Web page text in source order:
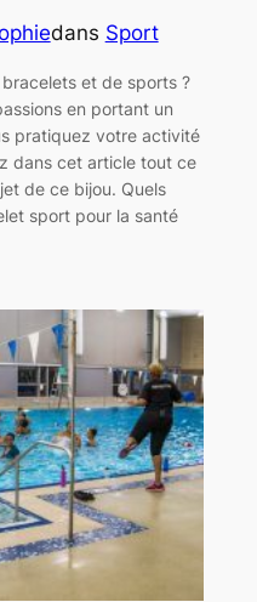
dans Sport
et de sports ?
en portant un
pratiquez votre activité
dans cet article tout ce
de ce bijou. Quels
sport pour la santé